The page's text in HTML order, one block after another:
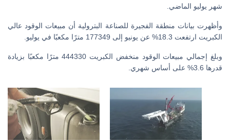
شهر يوليو الماضي.
وأظهرت بيانات منطقة الفجيرة للصناعة البترولية أن مبيعات الوقود عالي
الكبريت ارتفعت 18.3% عن يونيو إلى 177349 مترًا مكعبًا في يوليو.
وبلغ إجمالي مبيعات الوقود منخفض الكبريت 444330 مترًا مكعبًا بزيادة
قدرها 3.6% على أساس شهري.